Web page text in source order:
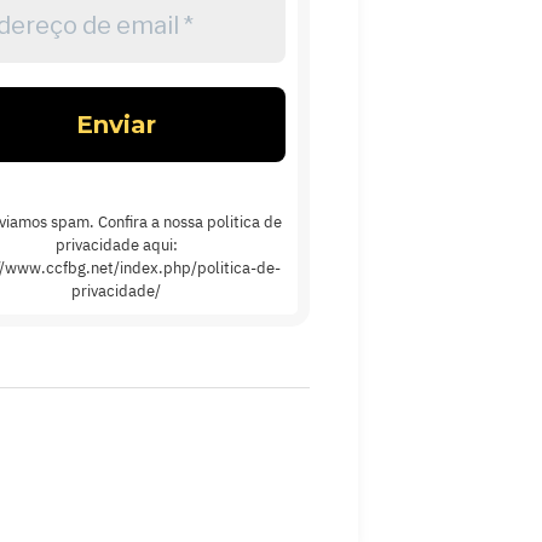
spam. Confira a nossa politica de
privacidade aqui:
www.ccfbg.net/index.php/politica-de-
privacidade/